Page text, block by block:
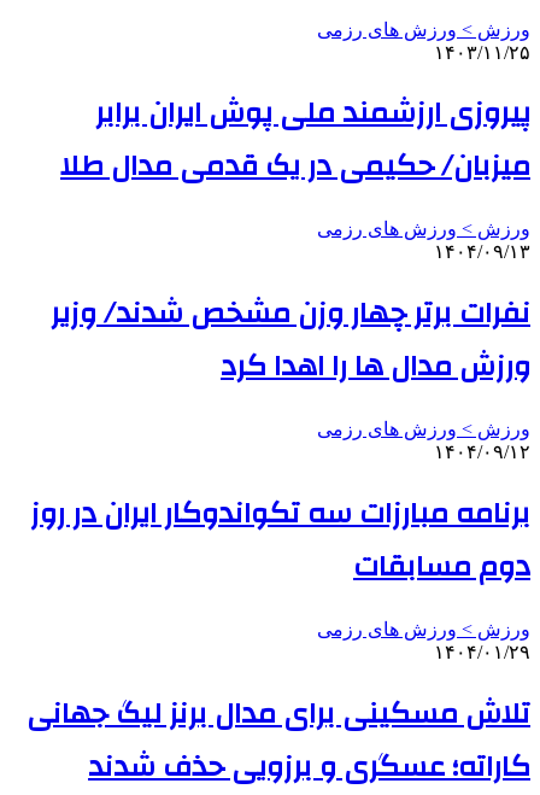
ورزش > ورزش های رزمی
۱۴۰۳/۱۱/۲۵
پیروزی ارزشمند ملی پوش ایران برابر
میزبان/ حکیمی در یک قدمی مدال طلا
ورزش > ورزش های رزمی
۱۴۰۴/۰۹/۱۳
نفرات برتر چهار وزن مشخص شدند/ وزیر
ورزش مدال ها را اهدا کرد
ورزش > ورزش های رزمی
۱۴۰۴/۰۹/۱۲
برنامه مبارزات سه تکواندوکار ایران در روز
دوم مسابقات
ورزش > ورزش های رزمی
۱۴۰۴/۰۱/۲۹
تلاش مسکینی برای مدال برنز لیگ جهانی
کاراته؛ عسگری و برزویی حذف شدند